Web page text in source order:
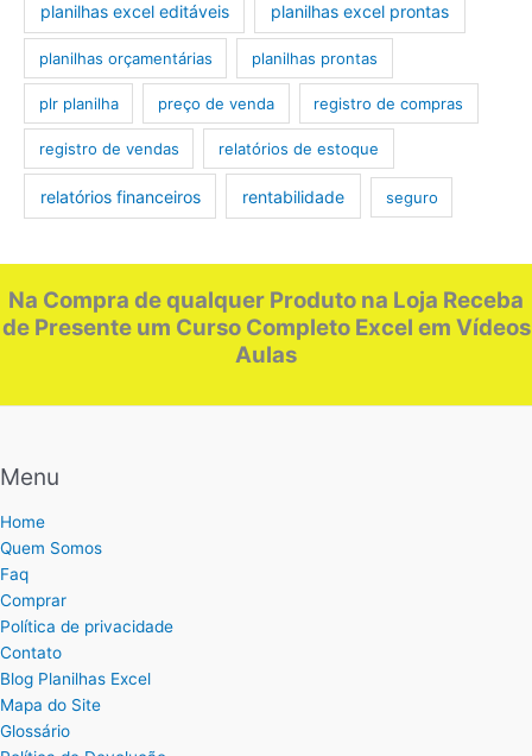
planilhas excel editáveis planilhas excel prontas
planilhas orçamentárias planilhas prontas
plr planilha preço de venda registro de compras
registro de vendas relatórios de estoque
relatórios financeiros rentabilidade seguro
Na Compra de qualquer Produto na Loja Receba
de Presente um Curso Completo Excel em Vídeos
Aulas
Menu
Home
Quem Somos
Faq
Comprar
Política de privacidade
Contato
Blog Planilhas Excel
Mapa do Site
Glossário